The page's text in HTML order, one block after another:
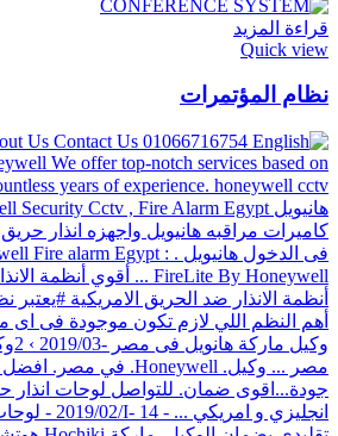
قراءة المزيد
Quick view
نظام المؤتمرات